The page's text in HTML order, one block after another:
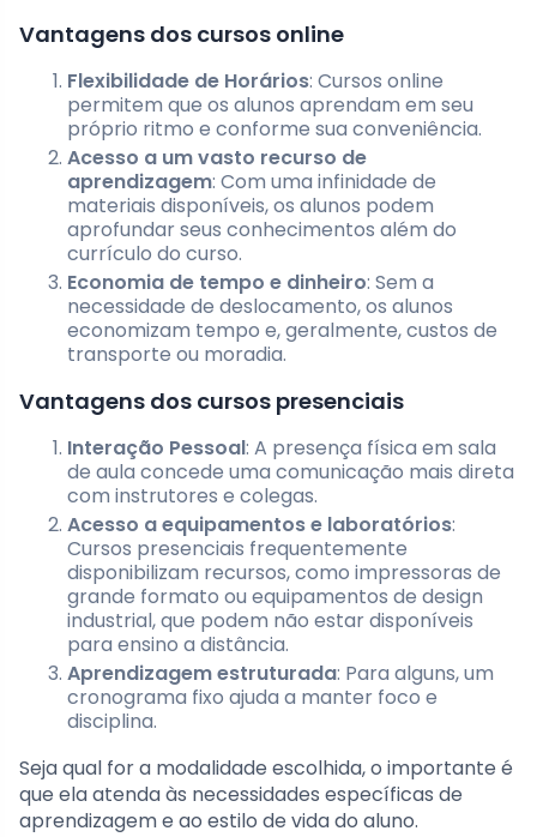
Vantagens dos cursos online
Flexibilidade de Horários: Cursos online
permitem que os alunos aprendam em seu
próprio ritmo e conforme sua conveniência.
Acesso a um vasto recurso de
aprendizagem: Com uma infinidade de
materiais disponíveis, os alunos podem
aprofundar seus conhecimentos além do
currículo do curso.
Economia de tempo e dinheiro: Sem a
necessidade de deslocamento, os alunos
economizam tempo e, geralmente, custos de
transporte ou moradia.
Vantagens dos cursos presenciais
Interação Pessoal: A presença física em sala
de aula concede uma comunicação mais direta
com instrutores e colegas.
Acesso a equipamentos e laboratórios:
Cursos presenciais frequentemente
disponibilizam recursos, como impressoras de
grande formato ou equipamentos de design
industrial, que podem não estar disponíveis
para ensino a distância.
Aprendizagem estruturada: Para alguns, um
cronograma fixo ajuda a manter foco e
disciplina.
Seja qual for a modalidade escolhida, o importante é
que ela atenda às necessidades específicas de
aprendizagem e ao estilo de vida do aluno.